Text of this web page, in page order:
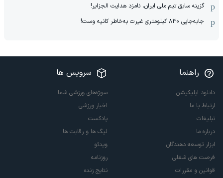
گزینه سابق تیم ملی ایران، نامزد هدایت الجزایر!
جابه‌جایی ۸۳۰ کیلومتری غیرت به‌خاطر کانیه وست!
راهنما
دانلود اپلیکیشن
ارتباط با ما
تبلیغات
درباره ما
ابزار توسعه دهندگان
فرصت های شغلی
قوانین و مقررات
سرویس ها
سوژه‌های ورزشی شما
اخبار ورزشی
پادکست
لیگ ها و رقابت ها
ویدئو
روزنامه
نتایج زنده